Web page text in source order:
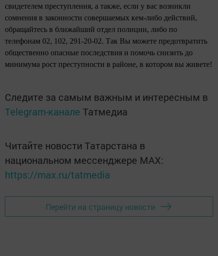
свидетелем преступления, а также, если у вас возникли
сомнения в законности совершаемых кем-либо действий,
обращайтесь в ближайший отдел полиции, либо по
телефонам 02, 102, 291-20-02. Так Вы можете предотвратить
общественно опасные последствия и помочь снизить до
минимума рост преступности в районе, в котором вы живете!
Следите за самым важным и интересным в
Telegram-канале Татмедиа
Читайте новости Татарстана в
национальном мессенджере MАХ:
https://max.ru/tatmedia
Перейти на страницу новости